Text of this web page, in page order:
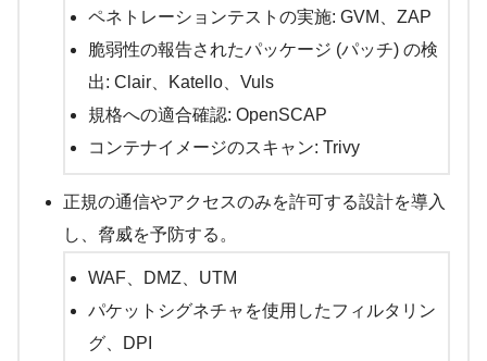
ペネトレーションテストの実施: GVM、ZAP
脆弱性の報告されたパッケージ (パッチ) の検
出: Clair、Katello、Vuls
規格への適合確認: OpenSCAP
コンテナイメージのスキャン: Trivy
正規の通信やアクセスのみを許可する設計を導入
し、脅威を予防する。
WAF、DMZ、UTM
パケットシグネチャを使用したフィルタリン
グ、DPI